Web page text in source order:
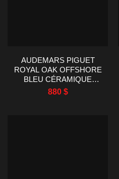
AUDEMARS PIGUET
ROYAL OAK OFFSHORE
BLEU CÉRAMIQUE
CHRONOGRAPHE
RÉPLIQUE MONTRE
880 $